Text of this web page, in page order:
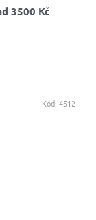
3500 Kč
Kód: 4512